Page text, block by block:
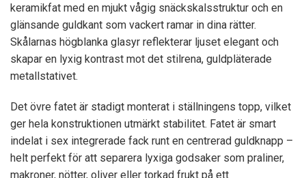
keramikfat med en mjukt vågig snäckskalsstruktur och en
glänsande guldkant som vackert ramar in dina rätter.
Skålarnas högblanka glasyr reflekterar ljuset elegant och
skapar en lyxig kontrast mot det stilrena, guldpläterade
metallstativet.
Det övre fatet är stadigt monterat i ställningens topp, vilket
ger hela konstruktionen utmärkt stabilitet. Fatet är smart
indelat i sex integrerade fack runt en centrerad guldknapp –
helt perfekt för att separera lyxiga godsaker som praliner,
makroner, nötter, oliver eller torkad frukt på ett